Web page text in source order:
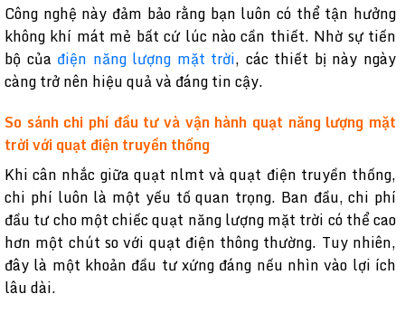
Công nghệ này đảm bảo rằng bạn luôn có thể tận hưởng
không khí mát mẻ bất cứ lúc nào cần thiết. Nhờ sự tiến
bộ của điện năng lượng mặt trời, các thiết bị này ngày
càng trở nên hiệu quả và đáng tin cậy.
So sánh chi phí đầu tư và vận hành quạt năng lượng mặt
trời với quạt điện truyền thống
Khi cân nhắc giữa quạt nlmt và quạt điện truyền thống,
chi phí luôn là một yếu tố quan trọng. Ban đầu, chi phí
đầu tư cho một chiếc quạt năng lượng mặt trời có thể cao
hơn một chút so với quạt điện thông thường. Tuy nhiên,
đây là một khoản đầu tư xứng đáng nếu nhìn vào lợi ích
lâu dài.